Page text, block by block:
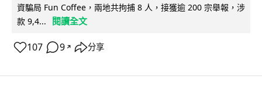
資騙局 Fun Coffee，兩地共拘捕 8 人，接獲逾 200 宗舉報，涉
款 9,4...
閱讀全文
107 9 ↗ 分享